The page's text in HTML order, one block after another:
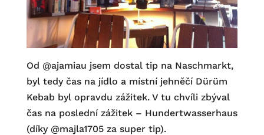
Od @ajamiau jsem dostal tip na Naschmarkt,
byl tedy čas na jídlo a místní jehněčí Dürüm
Kebab byl opravdu zážitek. V tu chvíli zbýval
čas na poslední zážitek – Hundertwasserhaus
(díky @majla1705 za super tip).